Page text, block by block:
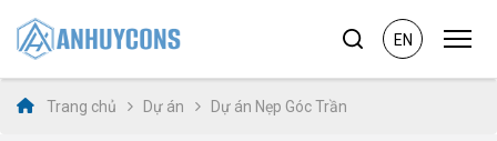
EN
Trang chủ Dự án Dự án Nẹp Góc Trần